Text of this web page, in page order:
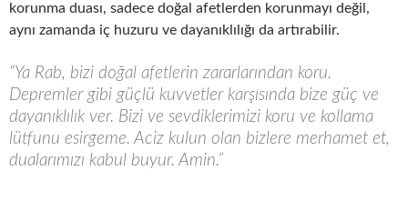
korunma duası, sadece doğal afetlerden korunmayı değil,
aynı zamanda iç huzuru ve dayanıklılığı da artırabilir.
“Ya Rab, bizi doğal afetlerin zararlarından koru.
Depremler gibi güçlü kuvvetler karşısında bize güç ve
dayanıklılık ver. Bizi ve sevdiklerimizi koru ve kollama
lütfunu esirgeme. Aciz kulun olan bizlere merhamet et,
dualarımızı kabul buyur. Amin.”